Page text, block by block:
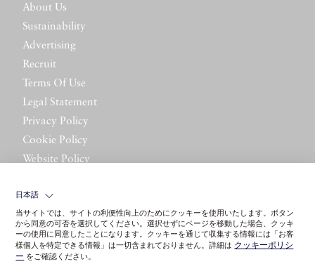
About Us
Sustainability
Advertising
Recruit
Terms Of Use
Legal Statement
Privacy Policy
Cookie Policy
Website Policy
日本語
当サイトでは、サイトの利便性向上のためにクッキーを使用いたします。ボタン
から同意の可否を選択してください。選択せずにページを移動した場合、クッキ
ーの使用に同意したことになります。クッキーを通じて収集する情報には「お客
様個人を特定できる情報」は一切含まれておりません。詳細は クッキーポリシ
ー をご確認ください。